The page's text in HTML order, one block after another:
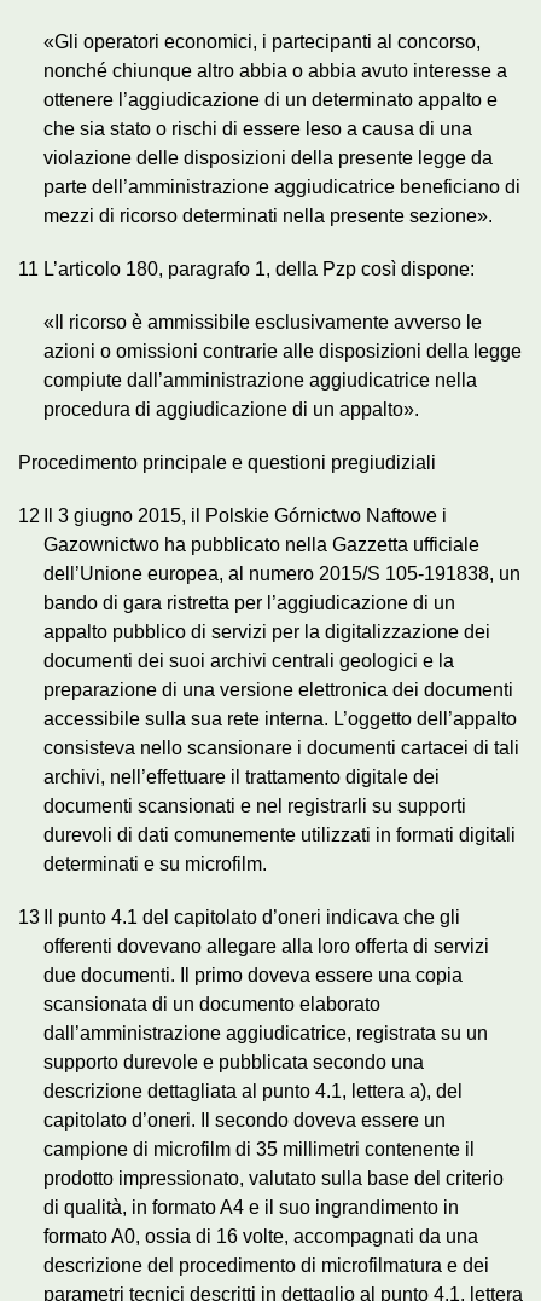
«Gli operatori economici, i partecipanti al concorso,
nonché chiunque altro abbia o abbia avuto interesse a
ottenere l’aggiudicazione di un determinato appalto e
che sia stato o rischi di essere leso a causa di una
violazione delle disposizioni della presente legge da
parte dell’amministrazione aggiudicatrice beneficiano di
mezzi di ricorso determinati nella presente sezione».
11 L’articolo 180, paragrafo 1, della Pzp così dispone:
«Il ricorso è ammissibile esclusivamente avverso le
azioni o omissioni contrarie alle disposizioni della legge
compiute dall’amministrazione aggiudicatrice nella
procedura di aggiudicazione di un appalto».
Procedimento principale e questioni pregiudiziali
12
Il 3 giugno 2015, il Polskie Górnictwo Naftowe i
Gazownictwo ha pubblicato nella Gazzetta ufficiale
dell’Unione europea, al numero 2015/S 105-191838, un
bando di gara ristretta per l’aggiudicazione di un
appalto pubblico di servizi per la digitalizzazione dei
documenti dei suoi archivi centrali geologici e la
preparazione di una versione elettronica dei documenti
accessibile sulla sua rete interna. L’oggetto dell’appalto
consisteva nello scansionare i documenti cartacei di tali
archivi, nell’effettuare il trattamento digitale dei
documenti scansionati e nel registrarli su supporti
durevoli di dati comunemente utilizzati in formati digitali
determinati e su microfilm.
13
Il punto 4.1 del capitolato d’oneri indicava che gli
offerenti dovevano allegare alla loro offerta di servizi
due documenti. Il primo doveva essere una copia
scansionata di un documento elaborato
dall’amministrazione aggiudicatrice, registrata su un
supporto durevole e pubblicata secondo una
descrizione dettagliata al punto 4.1, lettera a), del
capitolato d’oneri. Il secondo doveva essere un
campione di microfilm di 35 millimetri contenente il
prodotto impressionato, valutato sulla base del criterio
di qualità, in formato A4 e il suo ingrandimento in
formato A0, ossia di 16 volte, accompagnati da una
descrizione del procedimento di microfilmatura e dei
parametri tecnici descritti in dettaglio al punto 4.1, lettera